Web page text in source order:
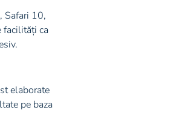
Safari 10,
facilități ca
elaborate
pe baza